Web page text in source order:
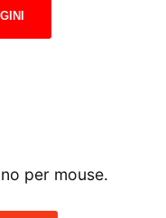
per mouse.